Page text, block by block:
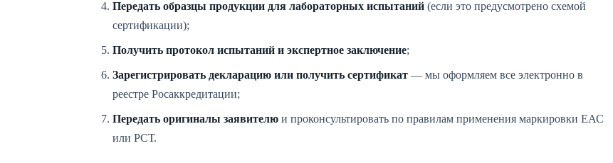
Передать образцы продукции для лабораторных испытаний (если это предусмотрено схемой
сертификации);
Получить протокол испытаний и экспертное заключение;
Зарегистрировать декларацию или получить сертификат — мы оформляем все электронно в
реестре Росаккредитации;
Передать оригиналы заявителю и проконсультировать по правилам применения маркировки ЕАС
или РСТ.